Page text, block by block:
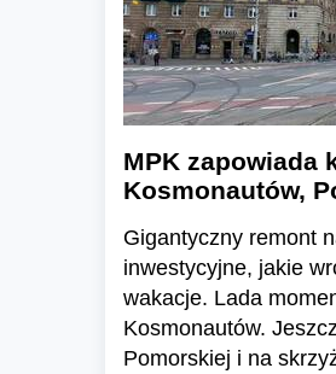
MPK zapowiada
Kosmonautów,
Gigantyczny remont
inwestycyjne, jakie
wakacje. Lada
Kosmonautów.
Pomorskiej i na